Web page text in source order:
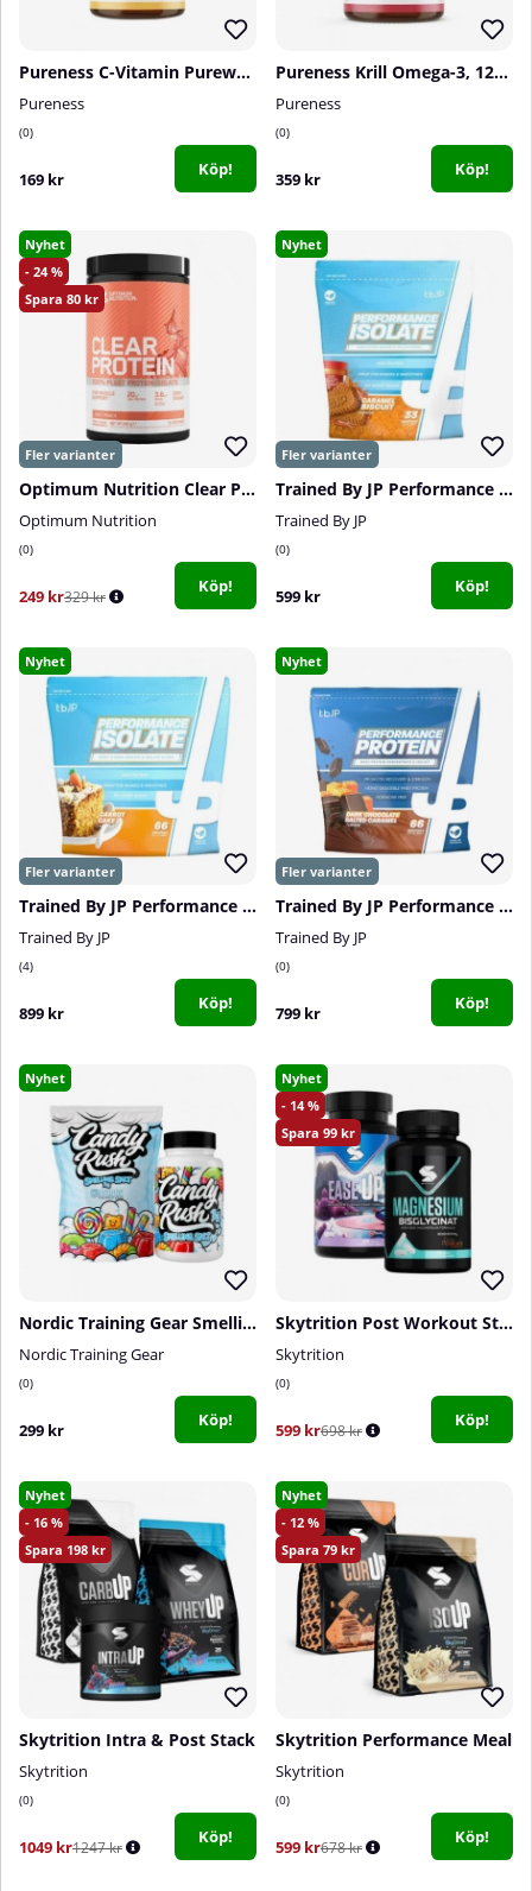
Pureness C-Vitamin Pureway-C®, 60 caps
Pureness
0
169 kr Köp!
Pureness Krill Omega-3, 120 caps
Pureness
0
359 kr Köp!
Nyhet
24
80
Optimum Nutrition Clear Protein 100% Plant Protein Isolate, 280 g
Optimum Nutrition
0
249 kr329 kr
Köp!
Nyhet
Trained By JP Performance Isolate, 1 kg
Trained By JP
0
599 kr Köp!
Nyhet
Trained By JP Performance Isolate, 2 kg
Trained By JP
4
899 kr Köp!
Nyhet
Trained By JP Performance Protein, 2 kg
Trained By JP
0
799 kr Köp!
Nyhet
Nordic Training Gear Smelling Salt, Candy Rush
Nordic Training Gear
0
299 kr Köp!
Nyhet
14
99
Skytrition Post Workout Stack
Skytrition
0
599 kr698 kr
Köp!
Nyhet
16
198
Skytrition Intra & Post Stack
Skytrition
0
1049 kr1247 kr
Köp!
Nyhet
12
79
Skytrition Performance Meal
Skytrition
0
599 kr678 kr
Köp!